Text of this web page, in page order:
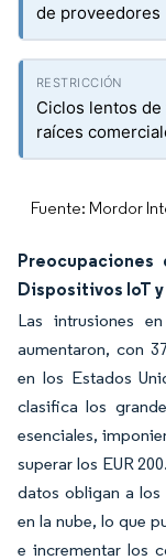
de proveedores
Ciclos lentos
raíces
Fuente: Mordor
Dispositivos IoT
Las intrusiones
aumentaron, con
en los Estados
clasifica los
esenciales,
superar los EUR
datos obligan a los
en la nube, lo que
e incrementar los